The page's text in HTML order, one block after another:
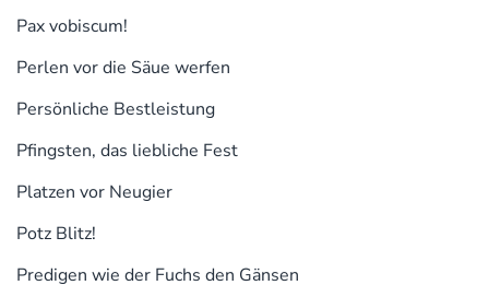
Pax vobiscum!
Perlen vor die Säue werfen
Persönliche Bestleistung
Pfingsten, das liebliche Fest
Platzen vor Neugier
Potz Blitz!
Predigen wie der Fuchs den Gänsen